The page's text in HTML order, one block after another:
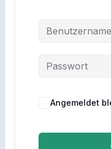
Angemeldet